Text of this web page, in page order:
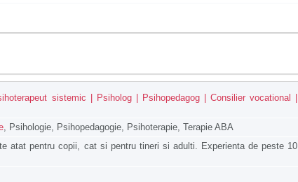
sistemic | Psiholog | Psihopedagog | Consilier vocational |
, Psihologie, Psihopedagogie, Psihoterapie, Terapie ABA
atat pentru copii, cat si pentru tineri si adulti. Experienta de peste 10